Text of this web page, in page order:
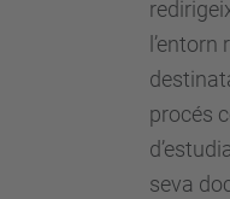
procés
seva